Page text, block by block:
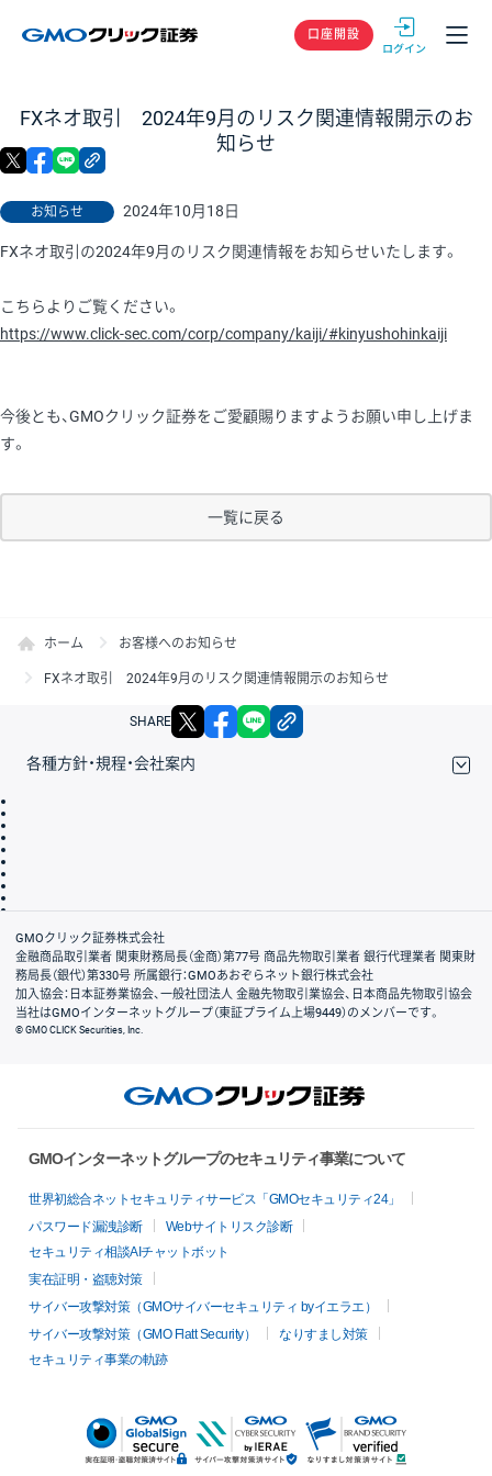
GMOクリック
口座開設
FXネオ取引 2024年9月のリスク関連情報開示のお
知らせ
お知らせ 2024年10月18日
X facebook
FXネオ取引の2024年9月のリスク関連情報をお知らせいたします。
こちらよりご覧ください。
https://www.click-sec.com/corp/company/kaiji/#kinyushohinkaiji
今後とも、GMOクリック証券をご愛顧賜りますようお願い申し上げま
す。
一覧に戻る
ホーム お客様へのお知らせ
FXネオ取引 2024年9月のリスク関連情報開示のお知らせ
SHARE X facebook
各種方針・規程・会社案内
会社案内
GMOクリック証券株式会社
金融商品取引業者 関東財務局長（金商）第77号 商品先物取引業者 銀行代理業者 関東財
務局長（銀代）第330号 所属銀行：GMOあおぞらネット銀行株式会社
加入協会：日本証券業協会、一般社団法人 金融先物取引業協会、日本商品先物取引協会
当社はGMOインターネットグループ（東証プライム上場9449）のメンバーです。
© GMO CLICK Securities, Inc.
GMOインターネットグループのセキュリティ事業について
世界初総合ネットセキュリティサービス「GMOセキュリティ24」
パスワード漏洩診断
Webサイトリスク診断
セキュリティ相談AIチャットボット
実在証明・盗聴対策
サイバー攻撃対策（GMOサイバーセキュリティ byイエラエ）
サイバー攻撃対策（GMO Flatt Security）
なりすまし対策
セキュリティ事業の軌跡